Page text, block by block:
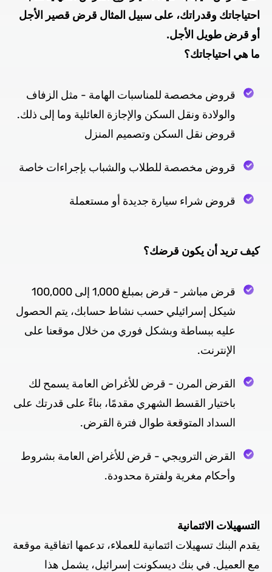
احتياجاتك وقدراتك، على سبيل المثال قرض قصير الأجل
أو قرض طويل الأجل.
ما هي احتياجاتك؟
قروض مخصصة للمناسبات الهامة - مثل الزفاف
والولادة ونقل السكن والإجازة العائلية وما إلى ذلك.
قروض نقل السكن وتصميم المنزل
قروض مخصصة للطلاب والشباب بإجراءات خاصة
قروض شراء سيارة جديدة أو مستعملة
كيف تريد أن يكون قرضك؟
قرض مباشر - قرض بمبلغ 1,000 إلى 100,000
شيكل إسرائيلي حسب نشاط حسابك، يتم الحصول
عليه ببساطة وبشكل فوري من خلال موقعنا على
الإنترنت.
القرض المرن - قرض للأغراض العامة يسمح لك
باختيار القسط الشهري مقدمًا، بناءً على قدرتك على
السداد المتوقعة طوال فترة القرض.
القرض الترويجي - قرض للأغراض العامة بشروط
وأحكام مغرية ولفترة محدودة.
التسهيلات الائتمانية
يقدم البنك تسهيلات ائتمانية للعملاء، تدعمها اتفاقية موقعة
مع العميل. في بنك ديسكونت إسرائيل، يشمل هذا